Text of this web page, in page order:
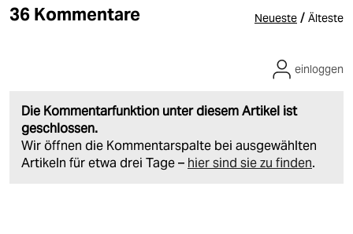
36 Kommentare Neueste / Älteste
Die Kommentarfunktion unter diesem Artikel ist
geschlossen.
Wir öffnen die Kommentarspalte bei ausgewählten
Artikeln für etwa drei Tage – hier sind sie zu finden.
einloggen